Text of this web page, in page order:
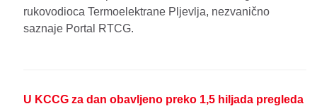
rukovodioca Termoelektrane Pljevlja, nezvanično
saznaje Portal RTCG.
U KCCG za dan obavljeno preko 1,5 hiljada pregleda